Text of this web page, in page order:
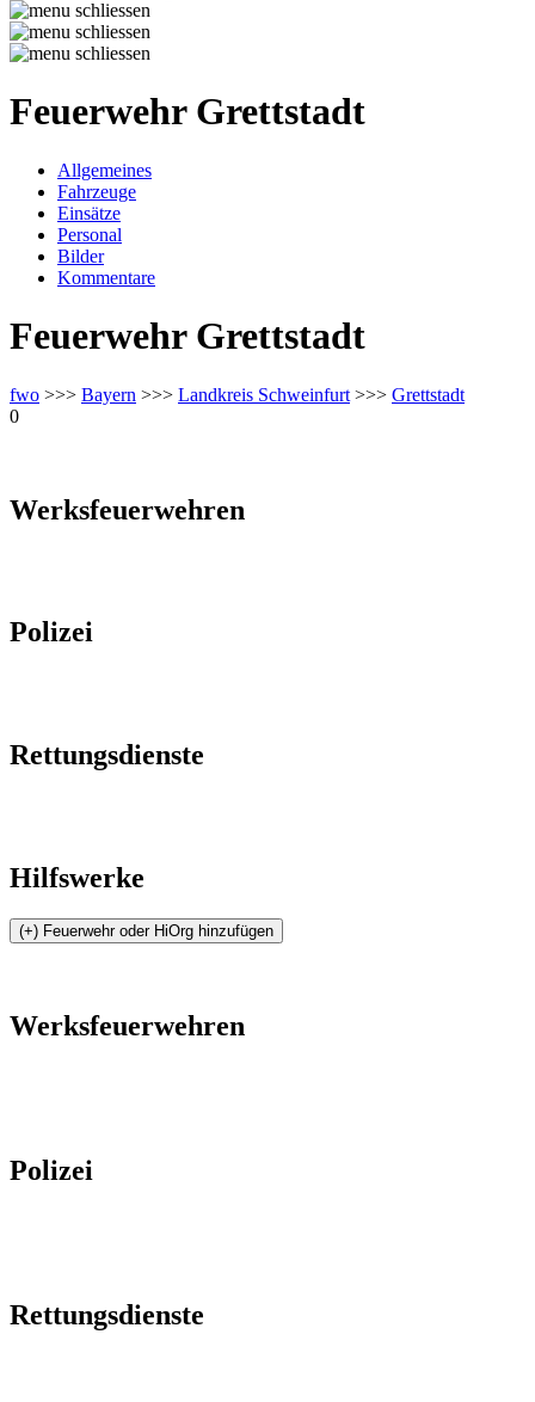
Feuerwehr Grettstadt
Allgemeines
Fahrzeuge
Einsätze
Personal
Bilder
Kommentare
Feuerwehr Grettstadt
fwo >>> Bayern >>> Landkreis Schweinfurt >>> Grettstadt
0
Werksfeuerwehren
Polizei
Rettungsdienste
Hilfswerke
Werksfeuerwehren
Polizei
Rettungsdienste